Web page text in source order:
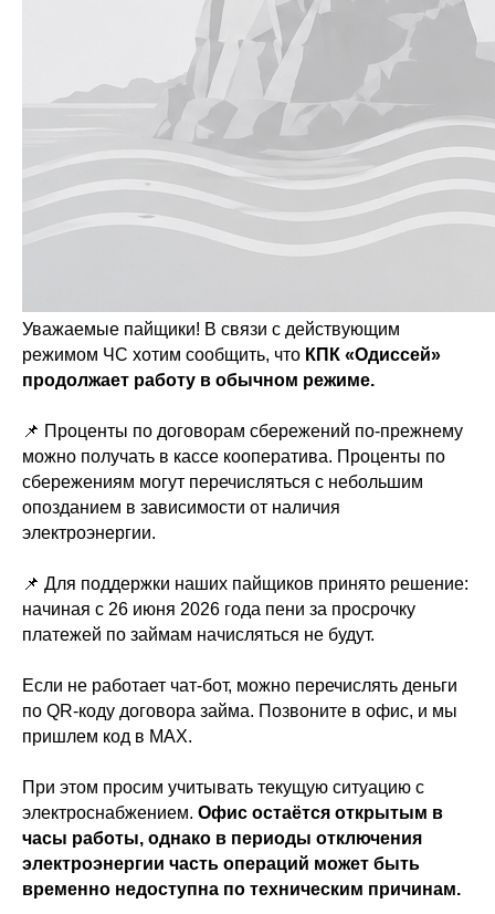
Уважаемые пайщики! В связи с действующим
режимом ЧС хотим сообщить, что КПК «Одиссей»
продолжает работу в обычном режиме.
📌 Проценты по договорам сбережений по-прежнему
можно получать в кассе кооператива. Проценты по
сбережениям могут перечисляться с небольшим
опозданием в зависимости от наличия
электроэнергии.
📌 Для поддержки наших пайщиков принято решение:
начиная с 26 июня 2026 года пени за просрочку
платежей по займам начисляться не будут.
Если не работает чат-бот, можно перечислять деньги
по QR-коду договора займа. Позвоните в офис, и мы
пришлем код в МАХ.
При этом просим учитывать текущую ситуацию с
электроснабжением. Офис остаётся открытым в
часы работы, однако в периоды отключения
электроэнергии часть операций может быть
временно недоступна по техническим причинам.